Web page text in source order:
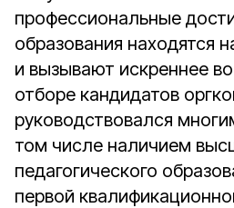
профессиональные
образования находятся
и вызывают искреннее
отборе кандидатов
руководствовался
том числе наличием
педагогического
первой